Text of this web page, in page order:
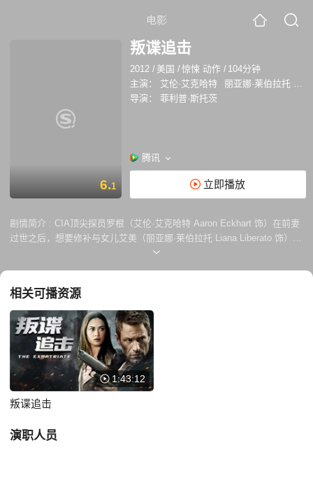
电影
6.1
叛谍追击
2012 / 美国 /惊悚 动作 / 104分钟
主演：
艾伦·艾克哈特 丽亚娜·莱伯拉托
欧
导演：
菲利普·斯托茨
腾讯
立即播放
剧情简介 : CIA顶尖探员罗根（艾伦·艾克哈特 Aaron Eckhart 饰）在前妻
过世之后，想要修补与女儿艾美（丽亚娜·莱伯拉托 Liana Liberato 饰）的
关系，于是辞去了中情局顶尖探员的职务，带着和他关系疏远的艾美，搬
整个团队的共同努力下，他们成功破解一个高度机密的安全装置。但第二
天清晨，当罗根神采奕奕地到达办公地点时，却发现与公司相关的所有人
事物通通凭空消失，而且所有证明公司存在过的证据也全被销毁。与此同
时，罗根发现他的助理竟然是一名训练有素的特工，负责的任务就是杀死
自己和自己的女儿。更让罗根感到意外的是，他在CIA的前同事兼女友也
奉命将其追捕归案。 为了活命并找出幕后凶手，罗根和女儿艾米在被
一群训练有素的杀手团队追杀的...
相关可播资源
1:43:12
叛谍追击
演职人员